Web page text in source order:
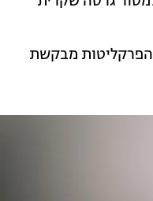
הפרקליטות מבקשת